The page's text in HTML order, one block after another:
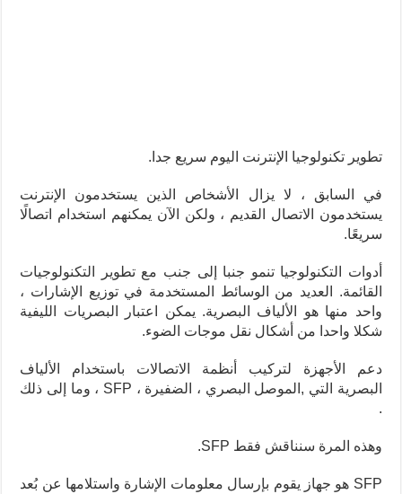
تطوير تكنولوجيا الإنترنت اليوم سريع جدا.
في السابق ، لا يزال الأشخاص الذين يستخدمون الإنترنت
يستخدمون الاتصال القديم ، ولكن الآن يمكنهم استخدام اتصالًا
سريعًا.
أدوات التكنولوجيا تنمو جنبا إلى جنب مع تطوير التكنولوجيات
القائمة. العديد من الوسائط المستخدمة في توزيع الإشارات ،
واحد منها هو الألياف البصرية. يمكن اعتبار البصريات الليفية
شكلا واحدا من أشكال نقل موجات الضوء.
دعم الأجهزة لتركيب أنظمة الاتصالات باستخدام الألياف
البصرية التي ,الموصل البصري ، الضفيرة ، SFP ، وما إلى ذلك
.
وهذه المرة سنناقش فقط SFP.
SFP هو جهاز يقوم بإرسال معلومات الإشارة واستلامها عن بُعد